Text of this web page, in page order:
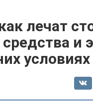
лечат
и
условиях